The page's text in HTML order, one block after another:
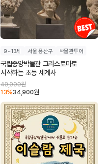
9~13세 서울 용산구 박물관투어
국립중앙박물관 그리스로마로
시작하는 초등 세계사
40,000원
13%34,900원